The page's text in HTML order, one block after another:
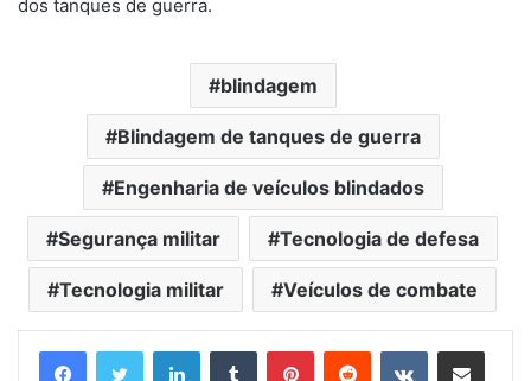
dos tanques de guerra.
blindagem
Blindagem de tanques de guerra
Engenharia de veículos blindados
Segurança militar Tecnologia de defesa
Tecnologia militar Veículos de combate